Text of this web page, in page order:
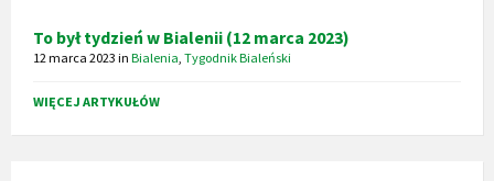
To był tydzień w Bialenii (12 marca 2023)
12 marca 2023 in Bialenia, Tygodnik Bialeński
WIĘCEJ ARTYKUŁÓW